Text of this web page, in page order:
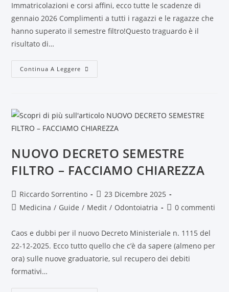
Immatricolazioni e corsi affini, ecco tutte le scadenze di
gennaio 2026 Complimenti a tutti i ragazzi e le ragazze che
hanno superato il semestre filtro!Questo traguardo è il
risultato di…
Continua A Leggere
NUOVO DECRETO SEMESTRE
FILTRO – FACCIAMO CHIAREZZA
Riccardo Sorrentino
23 Dicembre 2025
Medicina / Guide / Medit / Odontoiatria 0 commenti
Caos e dubbi per il nuovo Decreto Ministeriale n. 1115 del
22-12-2025. Ecco tutto quello che c’è da sapere (almeno per
ora) sulle nuove graduatorie, sul recupero dei debiti
formativi…